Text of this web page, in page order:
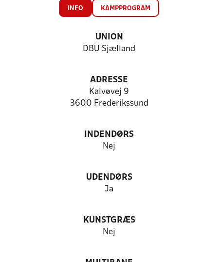
INFO KAMPPROGRAM
UNION
DBU Sjælland
ADRESSE
Kalvøvej 9
3600 Frederikssund
INDENDØRS
Nej
UDENDØRS
Ja
KUNSTGRÆS
Nej